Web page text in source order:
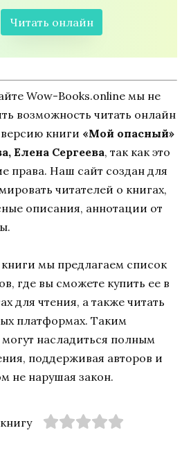
Читать онлайн
Wow-Books.online мы не
возможность читать онлайн
книги «Мой опасный»
Елена Сергеева, так как это
права. Наш сайт создан для
читателей о книгах,
описания, аннотации от
мы предлагаем список
где вы сможете купить ее в
для чтения, а также читать
платформах. Таким
насладиться полным
поддерживая авторов и
не нарушая закон.